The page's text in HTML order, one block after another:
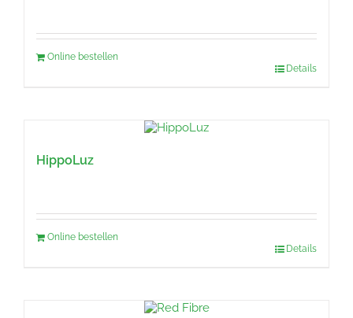
Online bestellen
Details
HippoLuz
Online bestellen
Details